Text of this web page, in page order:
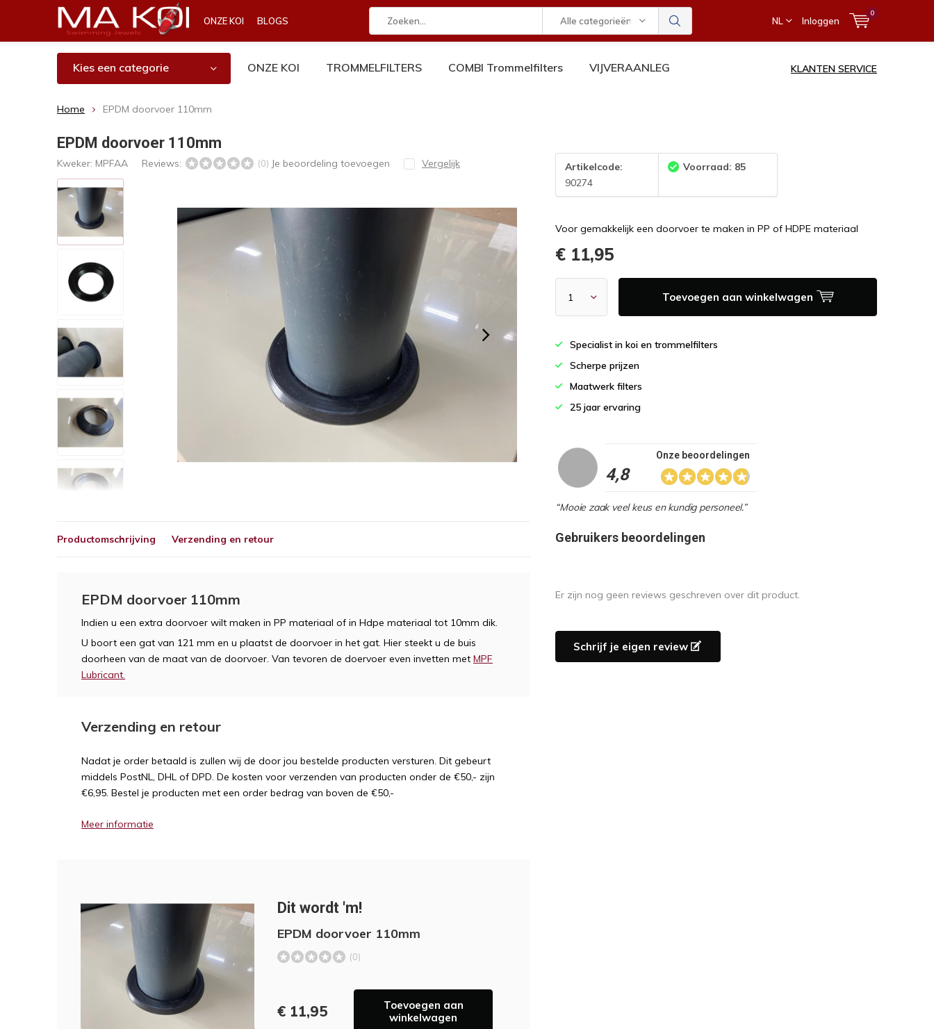
ONZE KOI BLOGS Alle categorieën NL Inloggen
0
Kies een categorie ONZE KOI TROMMELFILTERS COMBI Trommelfilters VIJVERAANLEG KLANTEN SERVICE
Home EPDM doorvoer 110mm
EPDM doorvoer 110mm
Kweker: MPFAA Reviews: (0) Je beoordeling toevoegen Vergelijk
Artikelcode:
90274
Voorraad: 85
Voor gemakkelijk een doorvoer te maken in PP of HDPE materiaal
€ 11,95
Toevoegen aan winkelwagen
Specialist in koi en trommelfilters
Scherpe prijzen
Maatwerk filters
25 jaar ervaring
4,8
Onze beoordelingen
“Mooie zaak veel keus en kundig personeel.”
Productomschrijving Verzending en retour
EPDM doorvoer 110mm
Indien u een extra doorvoer wilt maken in PP materiaal of in Hdpe materiaal tot 10mm dik.
U boort een gat van 121 mm en u plaatst de doorvoer in het gat. Hier steekt u de buis
doorheen van de maat van de doorvoer. Van tevoren de doervoer even invetten met MPF
Lubricant.
Verzending en retour
Nadat je order betaald is zullen wij de door jou bestelde producten versturen. Dit gebeurt
middels PostNL, DHL of DPD. De kosten voor verzenden van producten onder de €50,- zijn
€6,95. Bestel je producten met een order bedrag van boven de €50,-
Meer informatie
Dit wordt 'm!
EPDM doorvoer 110mm
(0)
€ 11,95
Toevoegen aan
winkelwagen
Gebruikers beoordelingen
Er zijn nog geen reviews geschreven over dit product.
Schrijf je eigen review